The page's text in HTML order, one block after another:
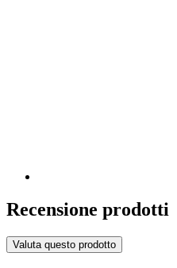
Recensione prodotti
Valuta questo prodotto